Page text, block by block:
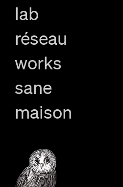
lab
réseau
works
sane
maison